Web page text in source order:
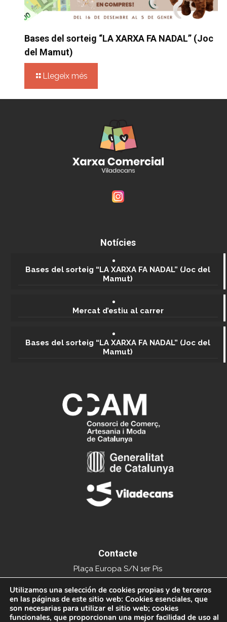
Bases del sorteig “LA XARXA FA NADAL” (Joc
del Mamut)
Llegeix més
Notícies
Bases del sorteig “LA XARXA FA NADAL” (Joc del
Mamut)
Mercat d’estiu al carrer
Bases del sorteig “LA XARXA FA NADAL” (Joc del
Mamut)
Contacte
Plaça Europa S/N 1er Pis
Edifici del Mercat Municipal
08840 Viladecans
Tel. 936591093
Utilizamos una selección de cookies propias y de terceros
en las páginas de este sitio web: Cookies esenciales, que
son necesarias para utilizar el sitio web; cookies
funcionales, que proporcionan una mejor facilidad de uso al